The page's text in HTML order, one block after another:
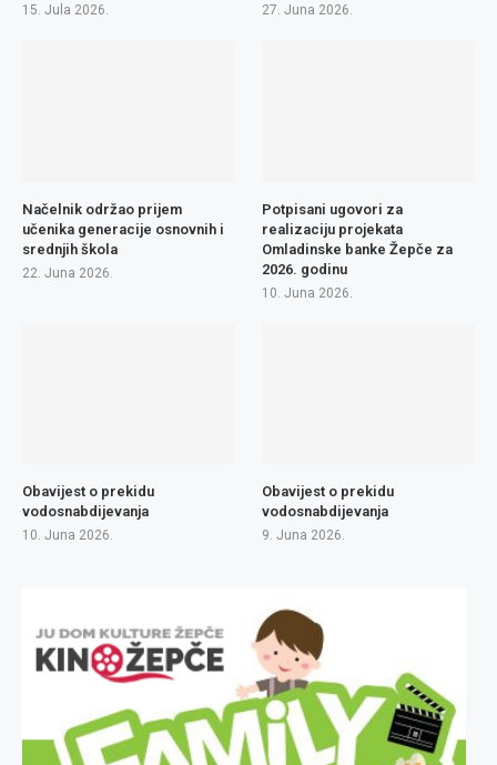
15. Jula 2026. 27. Juna 2026.
Načelnik održao prijem
učenika generacije osnovnih i
srednjih škola
22. Juna 2026.
Potpisani ugovori za
realizaciju projekata
Omladinske banke Žepče za
2026. godinu
10. Juna 2026.
Obavijest o prekidu
vodosnabdijevanja
10. Juna 2026.
Obavijest o prekidu
vodosnabdijevanja
9. Juna 2026.